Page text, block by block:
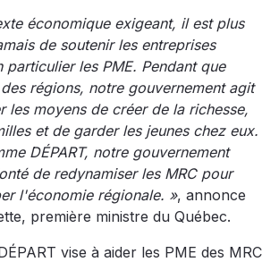
économique exigeant, il est plus
de soutenir les entreprises
particulier les PME. Pendant que
régions, notre gouvernement agit
les moyens de créer de la richesse,
et de garder les jeunes chez eux.
DÉPART, notre gouvernement
de redynamiser les MRC pour
l'économie régionale. », annonce
première ministre du Québec.
vise à aider les PME des MRC